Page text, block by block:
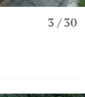
3 / 30